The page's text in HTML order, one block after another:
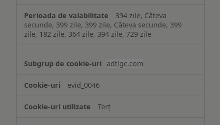
394 zile, Câteva
secunde, 399 zile, 399 zile, Câteva secunde, 399
zile, 182 zile, 364 zile, 394 zile, 729 zile
adtlgc.com
evid_0046
Terț